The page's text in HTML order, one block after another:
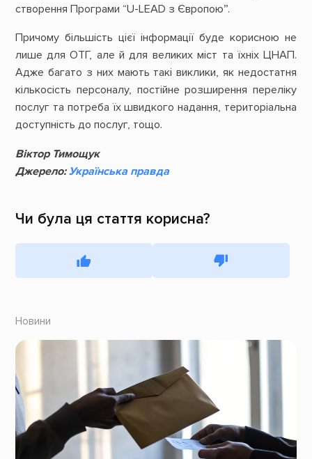
створення Програми “U-LEAD з Європою”.
Причому більшість цієї інформації буде корисною не
лише для ОТГ, але й для великих міст та їхніх ЦНАП.
Адже багато з них мають такі виклики, як недостатня
кількосість персоналу, постійне розширення переліку
послуг та потреба їх швидкого надання, територіальна
доступність до послуг, тощо.
Віктор Тимощук
Джерело:Українська правда
Чи була ця стаття корисна?
Новини